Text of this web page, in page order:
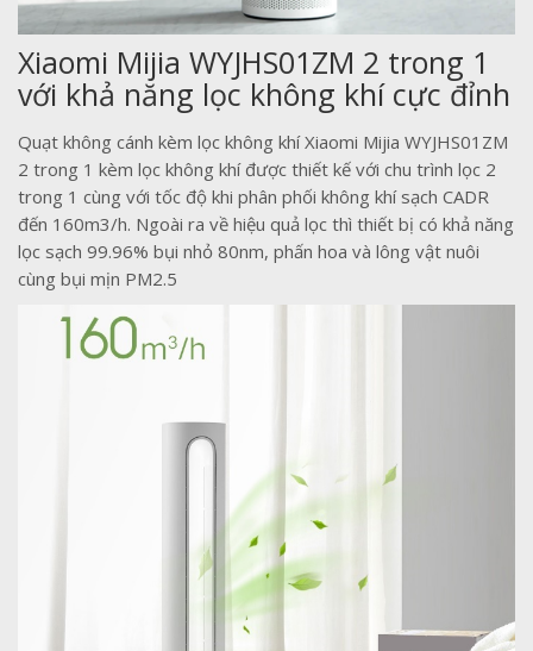
Xiaomi Mijia WYJHS01ZM 2 trong 1
với khả năng lọc không khí cực đỉnh
Quạt không cánh kèm lọc không khí Xiaomi Mijia WYJHS01ZM
2 trong 1 kèm lọc không khí được thiết kế với chu trình lọc 2
trong 1 cùng với tốc độ khi phân phối không khí sạch CADR
đến 160m3/h. Ngoài ra về hiệu quả lọc thì thiết bị có khả năng
lọc sạch 99.96% bụi nhỏ 80nm, phấn hoa và lông vật nuôi
cùng bụi mịn PM2.5